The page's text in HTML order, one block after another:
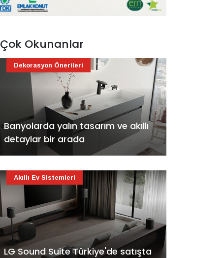
Çok Okunanlar
Banyolarda yalın tasarım ve akıllı
detaylar bir arada
Dekorasyon Önerileri
LG Sound Suite Türkiye'de satışta
Akıllı Ev Sistemleri